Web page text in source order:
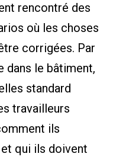
rencontré des
où les choses
corrigées. Par
dans le bâtiment,
standard
travailleurs
ils
qui ils doivent